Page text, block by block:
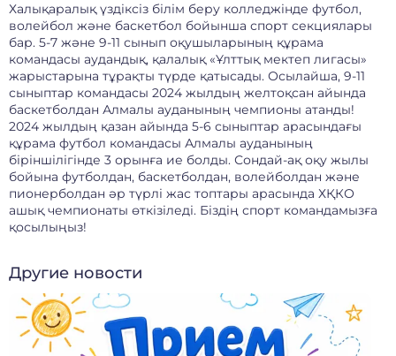
Халықаралық үздіксіз білім беру колледжінде футбол,
волейбол және баскетбол бойынша спорт секциялары
бар. 5-7 және 9-11 сынып оқушыларының құрама
командасы аудандық, қалалық «Ұлттық мектеп лигасы»
жарыстарына тұрақты түрде қатысады. Осылайша, 9-11
сыныптар командасы 2024 жылдың желтоқсан айында
баскетболдан Алмалы ауданының чемпионы атанды!
2024 жылдың қазан айында 5-6 сыныптар арасындағы
құрама футбол командасы Алмалы ауданының
біріншілігінде 3 орынға ие болды. Сондай-ақ оқу жылы
бойына футболдан, баскетболдан, волейболдан және
пионерболдан әр түрлі жас топтары арасында ХҚКО
ашық чемпионаты өткізіледі. Біздің спорт командамызға
қосылыңыз!
Другие новости